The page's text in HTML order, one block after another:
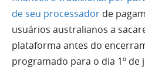
de seu processador de
usuários australianos a
plataforma antes do
programado para o dia 1º de